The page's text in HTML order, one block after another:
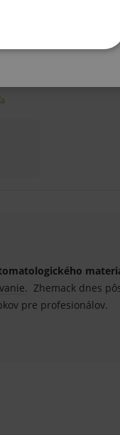
Zhemack dnes
pre profesionálov.
košíka atď. Pre správne